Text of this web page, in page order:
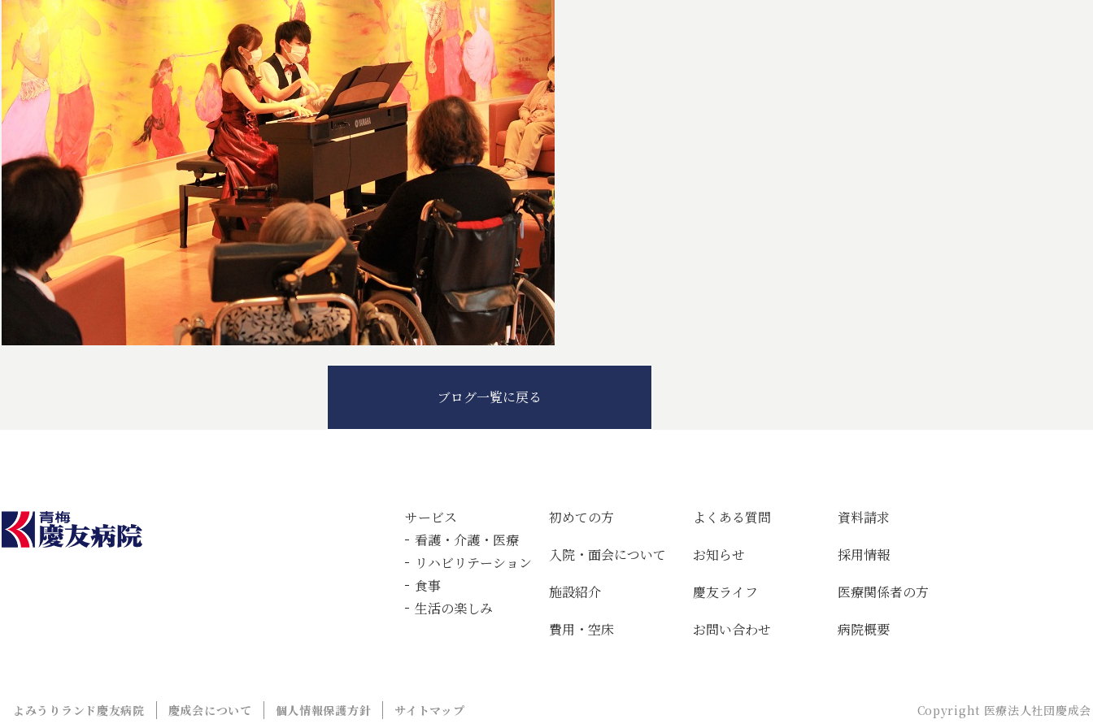
ブログ一覧に戻る
サービス
看護・介護・医療
リハビリテーション
食事
生活の楽しみ
初めての方
入院・面会について
施設紹介
費用・空床
よくある質問
お知らせ
慶友ライフ
お問い合わせ
資料請求
採用情報
医療関係者の方
病院概要
よみうりランド慶友病院 慶成会について 個人情報保護方針 サイトマップ Copyright 医療法人社団慶成会